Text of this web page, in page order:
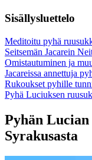
Sisällysluettelo
Meditoitu pyhä
Seitsemän Jacarein
Omistautuminen ja
Jacareissa annettuja
Rukoukset pyhille
Pyhä Luciuksen
Pyhän
Syrakusasta